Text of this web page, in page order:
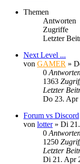
Themen
Antworten
Zugriffe
Letzter
Next Level ...
von GAMER »
0
1363
Letzter
Do 23. Apr
Forum vs Discord
von lotter» Di
0
1250
Letzter
Di 21. Apr